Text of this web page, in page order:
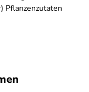
Pflanzenzutaten